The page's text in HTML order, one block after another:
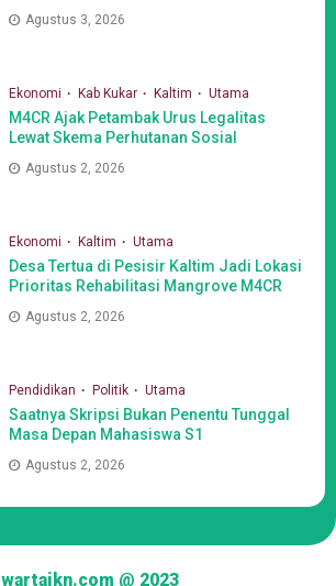
Agustus 3, 2026
Ekonomi Kab Kukar Kaltim Utama
M4CR Ajak Petambak Urus Legalitas
Lewat Skema Perhutanan Sosial
Agustus 2, 2026
Ekonomi Kaltim Utama
Desa Tertua di Pesisir Kaltim Jadi Lokasi
Prioritas Rehabilitasi Mangrove M4CR
Agustus 2, 2026
Pendidikan Politik Utama
Saatnya Skripsi Bukan Penentu Tunggal
Masa Depan Mahasiswa S1
Agustus 2, 2026
wartaikn.com @ 2023